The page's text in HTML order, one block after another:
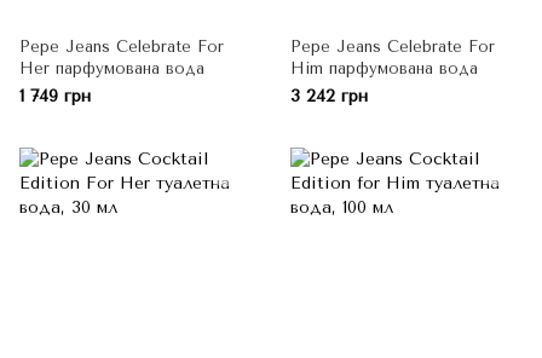
Pepe Jeans Celebrate For
Her парфумована вода
1 749 грн
Pepe Jeans Celebrate For
Him парфумована вода
3 242 грн